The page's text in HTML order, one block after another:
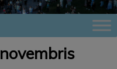
novembris